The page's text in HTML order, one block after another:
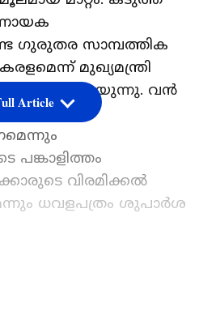
ഗുരുതര സാമ്പത്തിക
മുഖ്യമന്ത്രി
പറയുന്നു. വന്‍
വിരമിക്കൽ
ധവളപത്രം ശുപാര്‍ശ
Article